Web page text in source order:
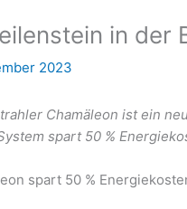
in der
2023
Chamäleon ist ein
spart 50 %
spart 50 %